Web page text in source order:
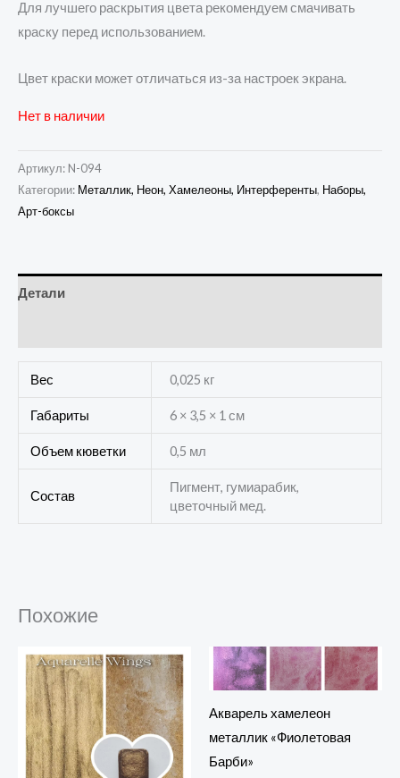
Для лучшего раскрытия цвета рекомендуем смачивать
краску перед использованием.
Цвет краски может отличаться из-за настроек экрана.
Нет в наличии
Артикул: N-094
Категории: Металлик, Неон, Хамелеоны, Интерференты, Наборы,
Арт-боксы
Детали
Вес 0,025 кг
Габариты 6 × 3,5 × 1 см
Объем кюветки 0,5 мл
Состав
Пигмент, гумиарабик,
цветочный мед.
Похожие
Акварель хамелеон
металлик «Фиолетовая
Барби»